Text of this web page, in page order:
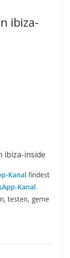
ibiza-
ibiza-inside
Kanal findest
Kanal.
testen, gerne